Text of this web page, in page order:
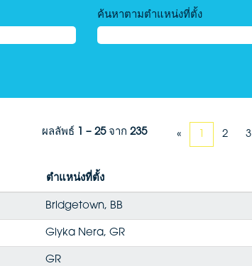
ค้นหาตามตำแหน่งที่ตั้ง
ผลลัพธ์ 1 – 25จาก 235 « 1 2 3
ตำแหน่งที่ตั้ง
Bridgetown, BB
Glyka Nera, GR
GR